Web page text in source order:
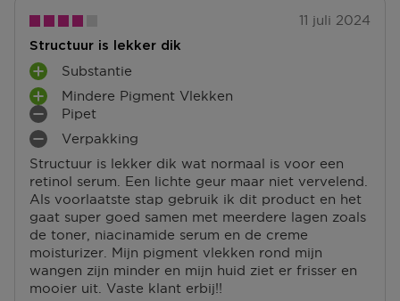
11 juli 2024
Structuur is lekker dik
Structuur is lekker dik wat normaal is voor een
retinol serum. Een lichte geur maar niet vervelend.
Als voorlaatste stap gebruik ik dit product en het
gaat super goed samen met meerdere lagen zoals
de toner, niacinamide serum en de creme
moisturizer. Mijn pigment vlekken rond mijn
wangen zijn minder en mijn huid ziet er frisser en
mooier uit. Vaste klant erbij!!
P
L
U
S
P
U
N
T
E
N
Substantie
P
L
U
S
U
T
Mindere Pigment Vlekken
M
I
N
U
T
Pipet
M
I
N
P
U
N
T
E
N
Verpakking